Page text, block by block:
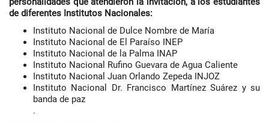
de diferentes Institutos Nacionales:
Instituto Nacional de Dulce Nombre de María
Instituto Nacional de El Paraíso INEP
Instituto Nacional de la Palma INAP
Instituto Nacional Rufino Guevara de Agua Caliente
Instituto Nacional Juan Orlando Zepeda INJOZ
Instituto Nacional Dr. Francisco Martínez Suárez y su
banda de paz
.